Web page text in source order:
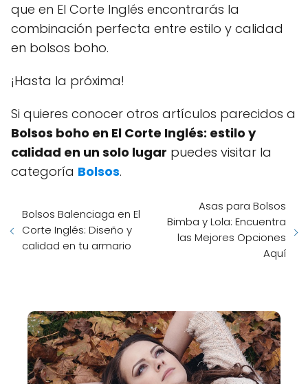
que en El Corte Inglés encontrarás la
combinación perfecta entre estilo y calidad
en bolsos boho.
¡Hasta la próxima!
Si quieres conocer otros artículos parecidos a
Bolsos boho en El Corte Inglés: estilo y
calidad en un solo lugar puedes visitar la
categoría Bolsos.
Bolsos Balenciaga en El
Corte Inglés: Diseño y
calidad en tu armario
Asas para Bolsos
Bimba y Lola: Encuentra
las Mejores Opciones
Aquí